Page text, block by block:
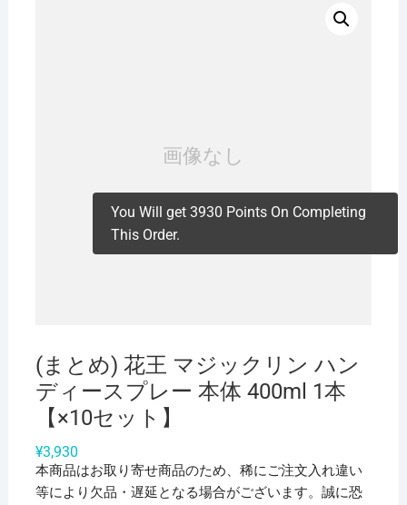
(まとめ) 花王 マジックリン ハン
ディースプレー 本体 400ml 1本
【×10セット】
¥3,930
本商品はお取り寄せ商品のため、稀にご注文入れ違い
等により欠品・遅延となる場合がございます。誠に恐
You Will get 3930 Points On Completing
This Order.